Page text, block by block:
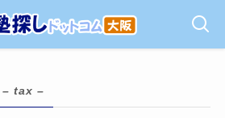
– tax –